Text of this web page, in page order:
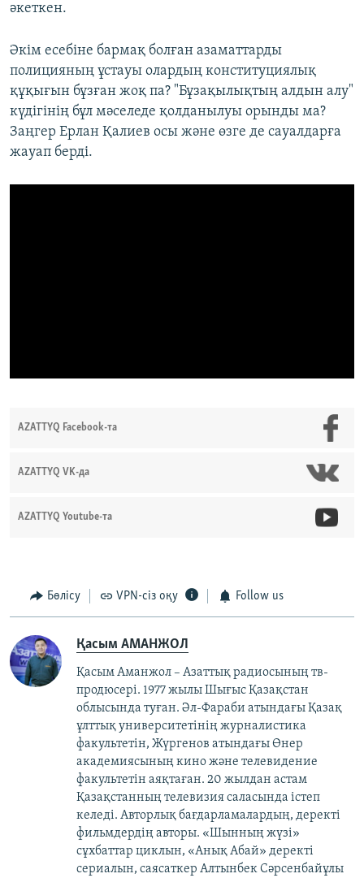
әкеткен.
Әкім есебіне бармақ болған азаматтарды
полицияның ұстауы олардың конституциялық
құқығын бұзған жоқ па? "Бұзақылықтың алдын алу"
күдігінің бұл мәселеде қолданылуы орынды ма?
Заңгер Ерлан Қалиев осы және өзге де сауалдарға
жауап берді.
AZATTYQ Facebook-та
AZATTYQ VK-да
AZATTYQ Youtube-та
Бөлісу VPN-сіз оқу Follow us
Қасым АМАНЖОЛ
Қасым Аманжол – Азаттық радиосының тв-
продюсері. 1977 жылы Шығыс Қазақстан
облысында туған. Әл-Фараби атындағы Қазақ
ұлттық университетінің журналистика
факультетін, Жүргенов атындағы Өнер
академиясының кино және телевидение
факультетін аяқтаған. 20 жылдан астам
Қазақстанның телевизия саласында істеп
келеді. Авторлық бағдарламалардың, деректі
фильмдердің авторы. «Шынның жүзі»
сұхбаттар циклын, «Анық Абай» деректі
сериалын, саясаткер Алтынбек Сәрсенбайұлы